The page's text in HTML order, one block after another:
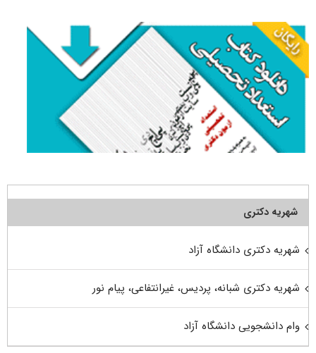
شهریه دکتری
شهریه دکتری دانشگاه آزاد
شهریه دکتری شبانه، پردیس، غیرانتفاعی، پیام نور
وام دانشجویی دانشگاه آزاد